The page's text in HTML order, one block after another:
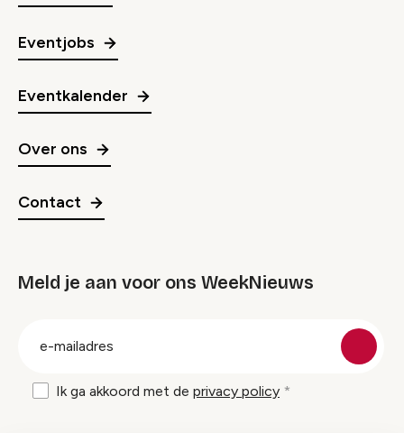
Eventjobs
Eventkalender
Over ons
Contact
Meld je aan voor ons WeekNieuws
Ik ga akkoord met de privacy policy